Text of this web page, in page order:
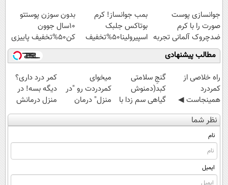
جوانسازی پوست
صورت را با کرم
ضدچروک آلمانی تجربه
کنید!
بمب جوانساز! کرم
بوتاکس جلبک
اسپیرولینا50%تخفیف
بدون سوزن پوستتو
10سال جوون
کن50%تخفیف پاییزی
مطالب پیشنهادی
‌راه خلاصی از
کمردرد
همینجاست ◀
فقط کافیه فرم
رو پر کنی!
گنجِ سلامتی
کبد(دمنوش
گیاهی سم زدا با
55%تخفیف)
میخوای
کمردردت رو "در
منزل" درمان
کنی؟ (◂فیلم +
کمر درد داری؟
دیگه بسه! در
منزل درمانش
کن
نظر شما
نام
ایمیل